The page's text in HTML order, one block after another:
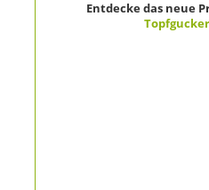
Entdecke das neue